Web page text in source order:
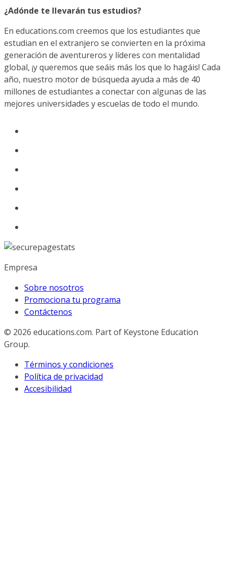
¿Adónde te llevarán tus estudios?
En educations.com creemos que los estudiantes que
estudian en el extranjero se convierten en la próxima
generación de aventureros y líderes con mentalidad
global, ¡y queremos que seáis más los que lo hagáis! Cada
año, nuestro motor de búsqueda ayuda a más de 40
millones de estudiantes a conectar con algunas de las
mejores universidades y escuelas de todo el mundo.
Empresa
Sobre nosotros
Promociona tu programa
Contáctenos
© 2026 educations.com. Part of Keystone Education
Group.
Términos y condiciones
Política de privacidad
Accesibilidad